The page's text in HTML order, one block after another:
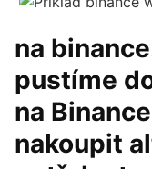
na
pustíme
na
nakoupit